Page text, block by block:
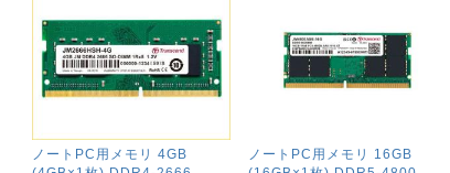
ノートPC用メモリ 4GB
ノートPC用メモリ 16GB